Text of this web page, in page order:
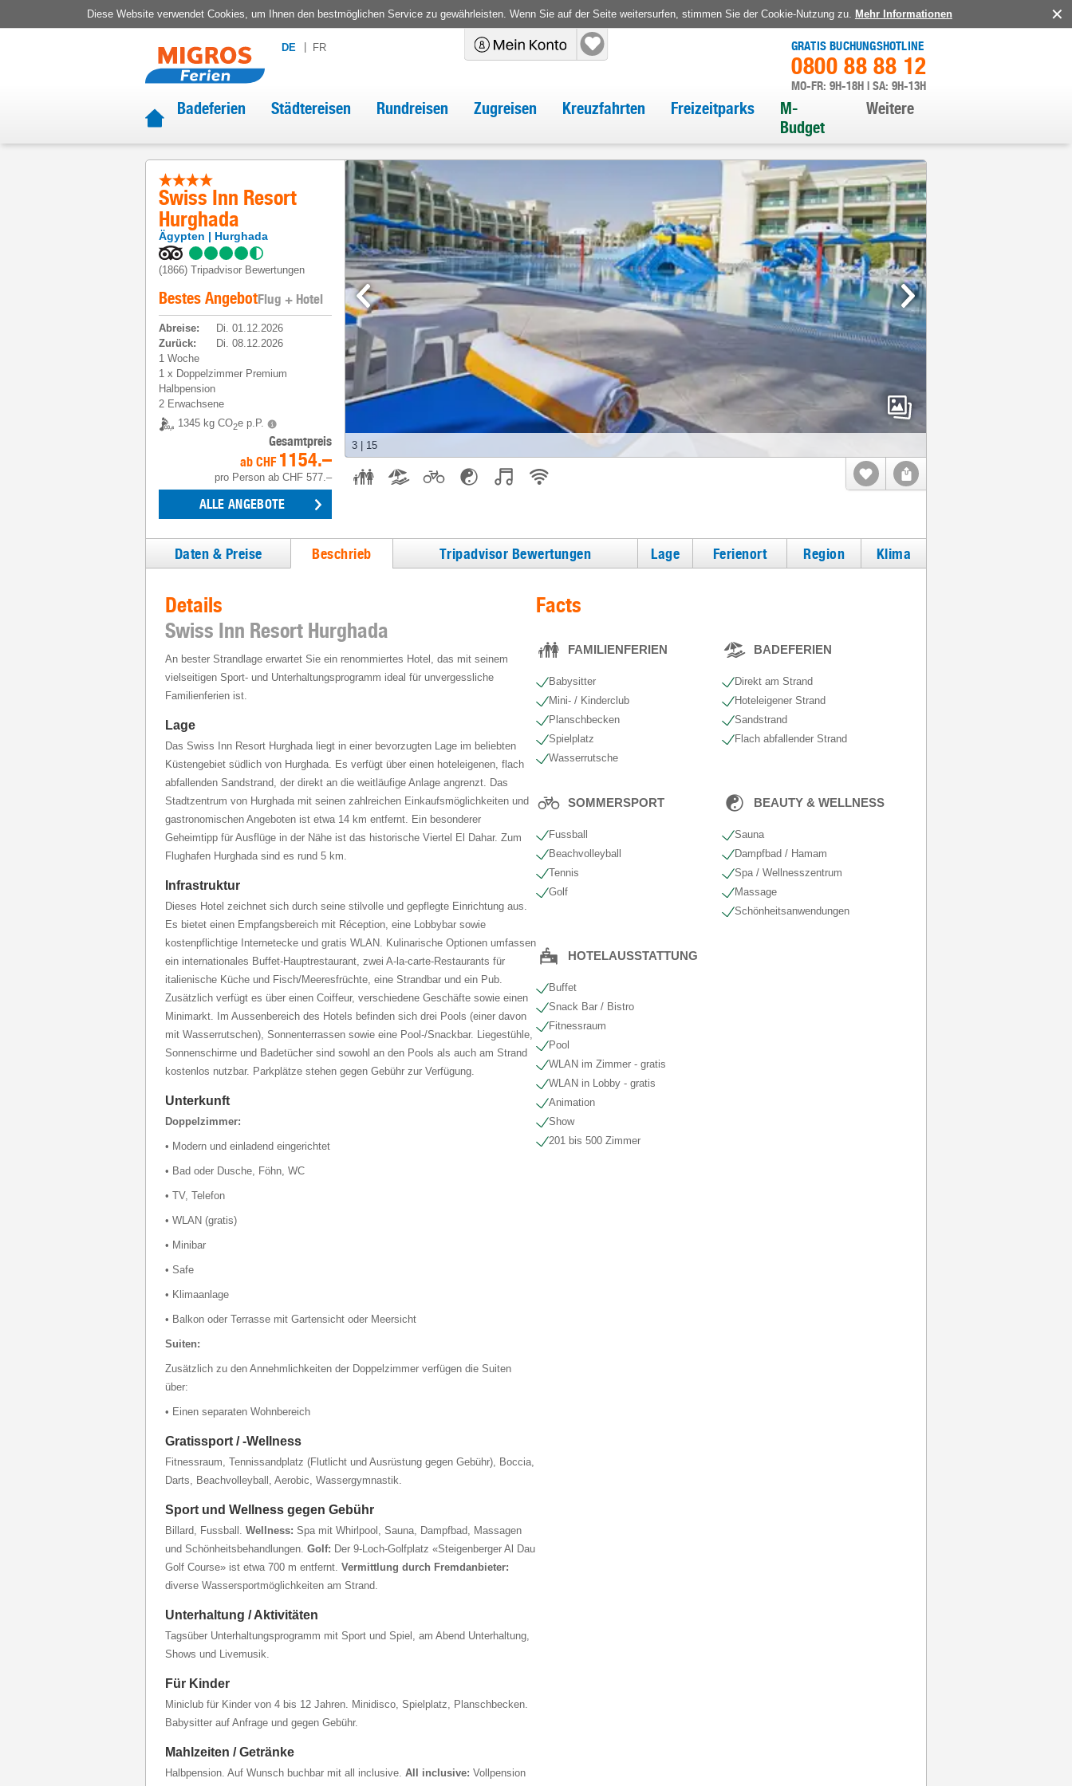
Diese Website verwendet Cookies, um Ihnen den bestmöglichen Service zu gewährleisten. Wenn Sie auf der Seite weitersurfen, stimmen Sie der Cookie-Nutzung zu. Mehr Informationen
DE FR GRATIS BUCHUNGSHOTLINE
0800 88 88 12
MO-FR: 9H-18H | SA: 9H-13H
Badeferien Städtereisen Rundreisen Zugreisen Kreuzfahrten Freizeitparks
M-
Budget
Weitere
Swiss Inn Resort
Hurghada
Ägypten Hurghada
(1866) Tripadvisor Bewertungen
Bestes AngebotFlug + Hotel
Abreise:
Di. 01.12.2026
Zurück:
Di. 08.12.2026
1 Woche
1 x Doppelzimmer Premium
Halbpension
2 Erwachsene
1345 kg CO2e p.P.
Gesamtpreis
ab CHF 1154.–
pro Person ab CHF 577.–
ALLE ANGEBOTE
3 15
Daten & Preise Beschrieb Tripadvisor Bewertungen Lage Ferienort Region Klima
Details
Swiss Inn Resort Hurghada
An bester Strandlage erwartet Sie ein renommiertes Hotel, das mit seinem
vielseitigen Sport- und Unterhaltungsprogramm ideal für unvergessliche
Familienferien ist.
Lage
Das Swiss Inn Resort Hurghada liegt in einer bevorzugten Lage im beliebten
Küstengebiet südlich von Hurghada. Es verfügt über einen hoteleigenen, flach
abfallenden Sandstrand, der direkt an die weitläufige Anlage angrenzt. Das
Stadtzentrum von Hurghada mit seinen zahlreichen Einkaufsmöglichkeiten und
gastronomischen Angeboten ist etwa 14 km entfernt. Ein besonderer
Geheimtipp für Ausflüge in der Nähe ist das historische Viertel El Dahar. Zum
Flughafen Hurghada sind es rund 5 km.
Infrastruktur
Dieses Hotel zeichnet sich durch seine stilvolle und gepflegte Einrichtung aus.
Es bietet einen Empfangsbereich mit Réception, eine Lobbybar sowie
kostenpflichtige Internetecke und gratis WLAN. Kulinarische Optionen umfassen
ein internationales Buffet-Hauptrestaurant, zwei A-la-carte-Restaurants für
italienische Küche und Fisch/Meeresfrüchte, eine Strandbar und ein Pub.
Zusätzlich verfügt es über einen Coiffeur, verschiedene Geschäfte sowie einen
Minimarkt. Im Aussenbereich des Hotels befinden sich drei Pools (einer davon
mit Wasserrutschen), Sonnenterrassen sowie eine Pool-/Snackbar. Liegestühle,
Sonnenschirme und Badetücher sind sowohl an den Pools als auch am Strand
kostenlos nutzbar. Parkplätze stehen gegen Gebühr zur Verfügung.
Unterkunft
Doppelzimmer:
• Modern und einladend eingerichtet
• Bad oder Dusche, Föhn, WC
• TV, Telefon
• WLAN (gratis)
• Minibar
• Safe
• Klimaanlage
• Balkon oder Terrasse mit Gartensicht oder Meersicht
Suiten:
Zusätzlich zu den Annehmlichkeiten der Doppelzimmer verfügen die Suiten
über:
• Einen separaten Wohnbereich
Gratissport / -Wellness
Fitnessraum, Tennissandplatz (Flutlicht und Ausrüstung gegen Gebühr), Boccia,
Darts, Beachvolleyball, Aerobic, Wassergymnastik.
Sport und Wellness gegen Gebühr
Billard, Fussball. Wellness: Spa mit Whirlpool, Sauna, Dampfbad, Massagen
und Schönheitsbehandlungen. Golf: Der 9-Loch-Golfplatz «Steigenberger Al Dau
Golf Course» ist etwa 700 m entfernt. Vermittlung durch Fremdanbieter:
diverse Wassersportmöglichkeiten am Strand.
Unterhaltung / Aktivitäten
Tagsüber Unterhaltungsprogramm mit Sport und Spiel, am Abend Unterhaltung,
Shows und Livemusik.
Für Kinder
Miniclub für Kinder von 4 bis 12 Jahren. Minidisco, Spielplatz, Planschbecken.
Babysitter auf Anfrage und gegen Gebühr.
Mahlzeiten / Getränke
Halbpension. Auf Wunsch buchbar mit all inclusive. All inclusive: Vollpension
Facts
FAMILIENFERIEN
Babysitter
Mini- / Kinderclub
Planschbecken
Spielplatz
Wasserrutsche
BADEFERIEN
Direkt am Strand
Hoteleigener Strand
Sandstrand
Flach abfallender Strand
SOMMERSPORT
Fussball
Beachvolleyball
Tennis
Golf
BEAUTY & WELLNESS
Sauna
Dampfbad / Hamam
Spa / Wellnesszentrum
Massage
Schönheits​anwendungen
HOTELAUSSTATTUNG
Buffet
Snack Bar / Bistro
Fitnessraum
Pool
WLAN im Zimmer - gratis
WLAN in Lobby - gratis
Animation
Show
201 bis 500 Zimmer